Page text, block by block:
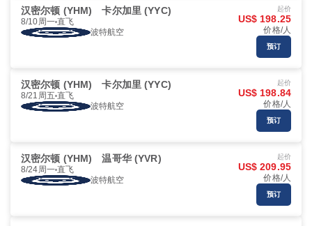
汉密尔顿 (YHM) 卡尔加里 (YYC)
8/10周一 直飞
波特航空
起价
US$ 198.25
价格/人
预订
汉密尔顿 (YHM) 卡尔加里 (YYC)
8/21周五 直飞
波特航空
起价
US$ 198.84
价格/人
预订
汉密尔顿 (YHM) 温哥华 (YVR)
8/24周一 直飞
波特航空
起价
US$ 209.95
价格/人
预订